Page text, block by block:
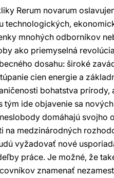
Rerum novarum
technologických,
mnohých odborníkov
ako priemyselná
dosahu: široké
cien energie a
bohatstva prírody,
tým ide objavenie sa
domáhajú svojho
na medzinárodných
vyžadovať nové
práce. Je možné, že
znamenať